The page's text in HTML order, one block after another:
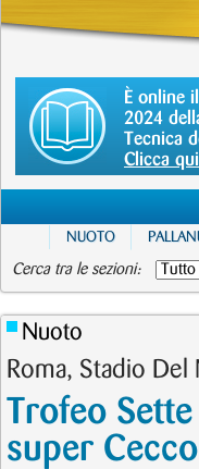
È online
2024
Tecnica
Clicca qui
NUOTO
Cerca tra le sezioni:
Nuoto
Roma, Stadio
Trofeo
super